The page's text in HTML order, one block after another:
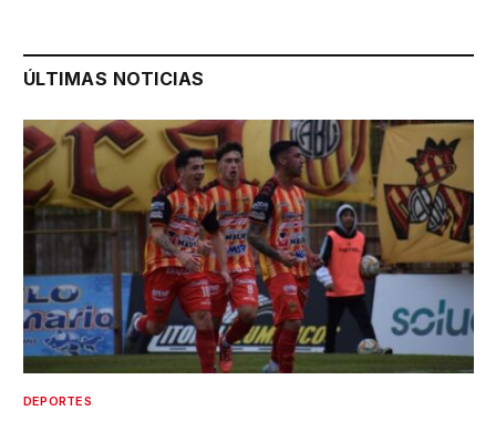
ÚLTIMAS NOTICIAS
DEPORTES